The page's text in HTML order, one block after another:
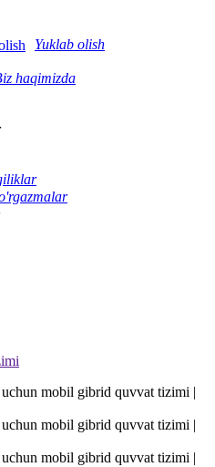
Yuklab olish
haqimizda